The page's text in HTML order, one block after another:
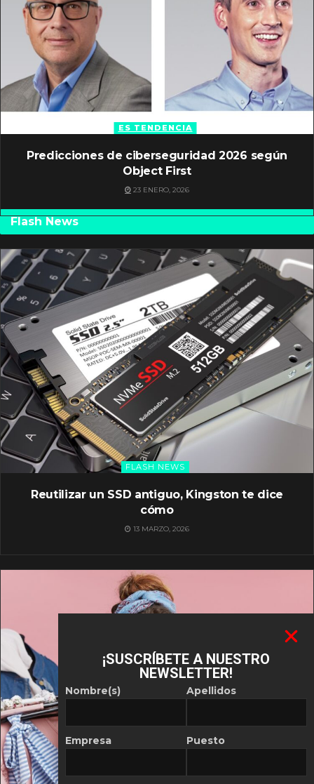
ES TENDENCIA
Predicciones de ciberseguridad 2026 según
Object First
23 ENERO, 2026
Flash News
FLASH NEWS
Reutilizar un SSD antiguo, Kingston te dice
cómo
13 MARZO, 2026
¡SUSCRÍBETE A NUESTRO
NEWSLETTER!
Nombre(s)
Empresa
Apellidos
Puesto